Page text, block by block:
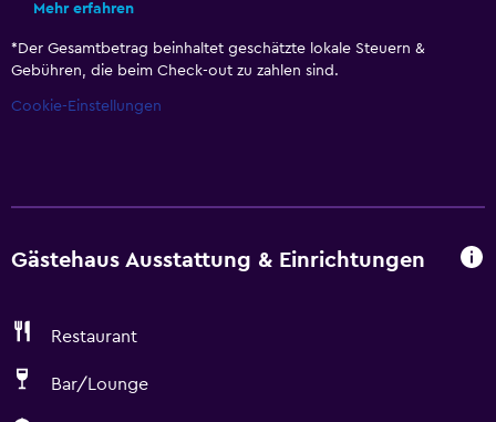
Mehr erfahren
* Der Gesamtbetrag beinhaltet geschätzte lokale Steuern &
Gebühren, die beim Check-out zu zahlen sind.
Cookie-Einstellungen
Gästehaus Ausstattung & Einrichtungen
Restaurant
Bar/Lounge